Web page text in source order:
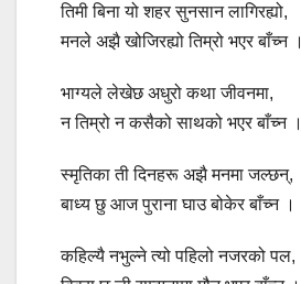
तिमी बिना यो शहर सुनसान लागिरह्यो,
मनले अझै खोजिरह्यो तिम्रो भएर बाँच्न ।
भाग्यले लेखेछ अधुरो कथा जीवनमा,
न तिम्रो न कसैको साथको भएर बाँच्न ।
स्मृतिका ती दिनहरू अझै मनमा जल्छन्,
बाध्य छु आज पुराना घाउ बोकेर बाँच्न ।
कहिल्यै नभुल्ने त्यो पहिलो नजरको पल,